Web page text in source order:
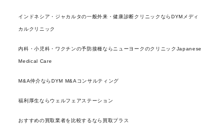
インドネシア・ジャカルタの一般外来・健康診断クリニックならDYMメディ
カルクリニック
内科・小児科・ワクチンの予防接種ならニューヨークのクリニックJapanese
Medical Care
M&A仲介ならDYM M&Aコンサルティング
福利厚生ならウェルフェアステーション
おすすめの買取業者を比較するなら買取プラス